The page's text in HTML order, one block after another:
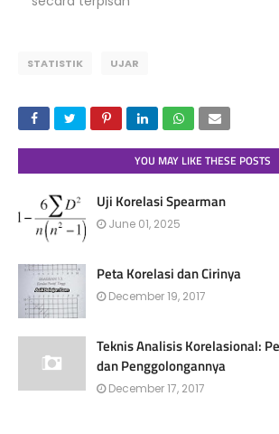
STATISTIK UJAR
YOU MAY LIKE THESE POSTS
Uji Korelasi Spearman
June 01, 2025
Peta Korelasi dan Cirinya
December 19, 2017
Teknis Analisis Korelasional:
dan Penggolongannya
December 17, 2017